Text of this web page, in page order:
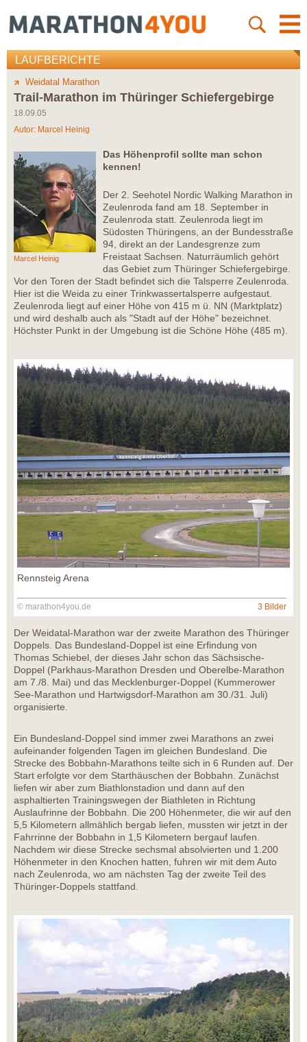
LAUFBERICHTE
Weidatal Marathon
Trail-Marathon im Thüringer Schiefergebirge
18.09.05
Autor: Marcel Heinig
Marcel Heinig
Das Höhenprofil sollte man schon
kennen!
Der 2. Seehotel Nordic Walking Marathon in
Zeulenroda fand am 18. September in
Zeulenroda statt. Zeulenroda liegt im
Südosten Thüringens, an der Bundesstraße
94, direkt an der Landesgrenze zum
Freistaat Sachsen. Naturräumlich gehört
das Gebiet zum Thüringer Schiefergebirge.
Vor den Toren der Stadt befindet sich die Talsperre Zeulenroda.
Hier ist die Weida zu einer Trinkwassertalsperre aufgestaut.
Zeulenroda liegt auf einer Höhe von 415 m ü. NN (Marktplatz)
und wird deshalb auch als "Stadt auf der Höhe" bezeichnet.
Höchster Punkt in der Umgebung ist die Schöne Höhe (485 m).
Rennsteig Arena
© marathon4you.de 3 Bilder
Der Weidatal-Marathon war der zweite Marathon des Thüringer
Doppels. Das Bundesland-Doppel ist eine Erfindung von
Thomas Schiebel, der dieses Jahr schon das Sächsische-
Doppel (Parkhaus-Marathon Dresden und Oberelbe-Marathon
am 7./8. Mai) und das Mecklenburger-Doppel (Kummerower
See-Marathon und Hartwigsdorf-Marathon am 30./31. Juli)
organisierte.
Ein Bundesland-Doppel sind immer zwei Marathons an zwei
aufeinander folgenden Tagen im gleichen Bundesland. Die
Strecke des Bobbahn-Marathons teilte sich in 6 Runden auf. Der
Start erfolgte vor dem Starthäuschen der Bobbahn. Zunächst
liefen wir aber zum Biathlonstadion und dann auf den
asphaltierten Trainingswegen der Biathleten in Richtung
Auslaufrinne der Bobbahn. Die 200 Höhenmeter, die wir auf den
5,5 Kilometern allmählich bergab liefen, mussten wir jetzt in der
Fahrrinne der Bobbahn in 1,5 Kilometern bergauf laufen.
Nachdem wir diese Strecke sechsmal absolvierten und 1.200
Höhenmeter in den Knochen hatten, fuhren wir mit dem Auto
nach Zeulenroda, wo am nächsten Tag der zweite Teil des
Thüringer-Doppels stattfand.